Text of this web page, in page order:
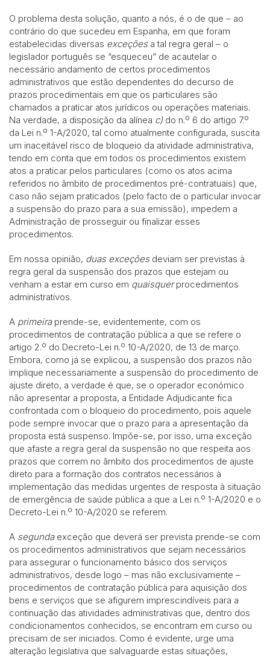
O problema desta solução, quanto a nós, é o de que – ao
contrário do que sucedeu em Espanha, em que foram
estabelecidas diversas exceçõesa tal regra geral – o
legislador português se “esqueceu” de acautelar o
necessário andamento de certos procedimentos
administrativos que estão dependentes do decurso de
prazos procedimentais em que os particulares são
chamados a praticar atos jurídicos ou operações materiais.
Na verdade, a disposição da alínea c) do n.º 6 do artigo 7.º
da Lei n.º 1-A/2020, tal como atualmente configurada, suscita
um inaceitável risco de bloqueio da atividade administrativa,
tendo em conta que em todos os procedimentos existem
atos a praticar pelos particulares (como os atos acima
referidos no âmbito de procedimentos pré-contratuais) que,
caso não sejam praticados (pelo facto de o particular invocar
a suspensão do prazo para a sua emissão), impedem a
Administração de prosseguir ou finalizar esses
procedimentos.
Em nossa opinião, duas exceçõesdeviam ser previstas à
regra geral da suspensão dos prazos que estejam ou
venham a estar em curso em quaisquerprocedimentos
administrativos.
A primeiraprende-se, evidentemente, com os
procedimentos de contratação pública a que se refere o
artigo 2.º do Decreto-Lei n.º 10-A/2020, de 13 de março.
Embora, como já se explicou, a suspensão dos prazos não
implique necessariamente a suspensão do procedimento de
ajuste direto, a verdade é que, se o operador económico
não apresentar a proposta, a Entidade Adjudicante fica
confrontada com o bloqueio do procedimento, pois aquele
pode sempre invocar que o prazo para a apresentação da
proposta está suspenso. Impõe-se, por isso, uma exceção
que afaste a regra geral da suspensão no que respeita aos
prazos que correm no âmbito dos procedimentos de ajuste
direto para a formação dos contratos necessários à
implementação das medidas urgentes de resposta à situação
de emergência de saúde pública a que a Lei n.º 1-A/2020 e o
Decreto-Lei n.º 10-A/2020 se referem.
A segundaexceção que deverá ser prevista prende-se com
os procedimentos administrativos que sejam necessários
para assegurar o funcionamento básico dos serviços
administrativos, desde logo – mas não exclusivamente –
procedimentos de contratação pública para aquisição dos
bens e serviços que se afigurem imprescindíveis para a
continuação das atividades administrativas que, dentro dos
condicionamentos conhecidos, se encontram em curso ou
precisam de ser iniciados. Como é evidente, urge uma
alteração legislativa que salvaguarde estas situações,